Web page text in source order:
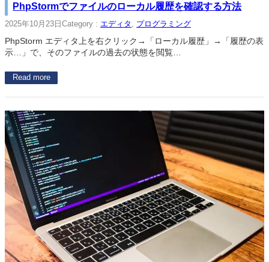
PhpStormでファイルのローカル履歴を確認する方法
2025年10月23日 Category : エディタ プログラミング
PhpStorm エディタ上を右クリック→「ローカル履歴」→「履歴の表
示…」で、そのファイルの過去の状態を閲覧…
Read more